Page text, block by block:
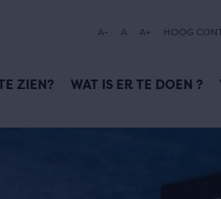
A- A A+ HOOG
ZIEN? WAT IS ER TE DOEN ?